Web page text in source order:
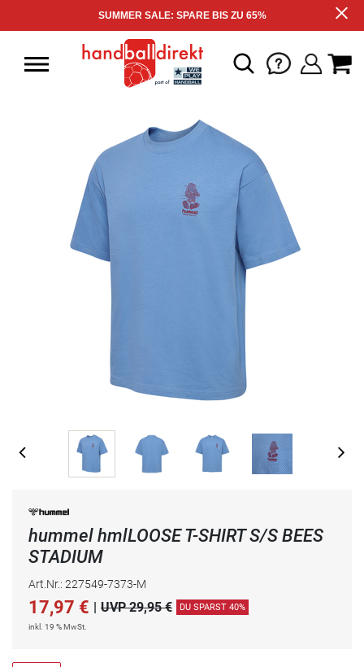
SUMMER SALE: SPARE BIS ZU 65%
hummel hmlLOOSE T-SHIRT S/S BEES
STADIUM
Art.Nr.: 227549-7373-M
17,97 € | UVP 29,95 € DU SPARST 40%
inkl. 19 % MwSt.